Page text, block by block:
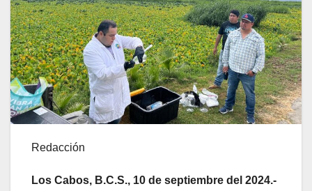
Redacción
Los Cabos, B.C.S., 10 de septiembre del 2024.-